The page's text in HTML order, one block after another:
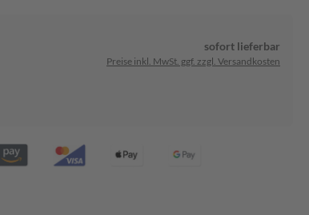
sofort lieferbar
Preise inkl. MwSt. ggf. zzgl. Versandkosten